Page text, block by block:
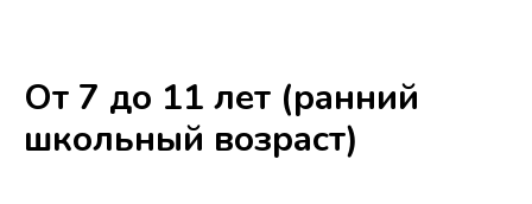
От 7 до 11 лет (ранний
школьный возраст)